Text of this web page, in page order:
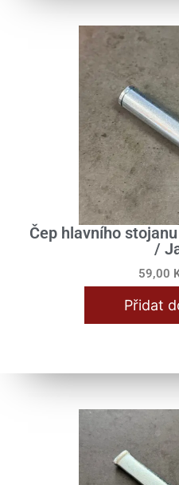
Čep hlavního
/
59,00
Přidat